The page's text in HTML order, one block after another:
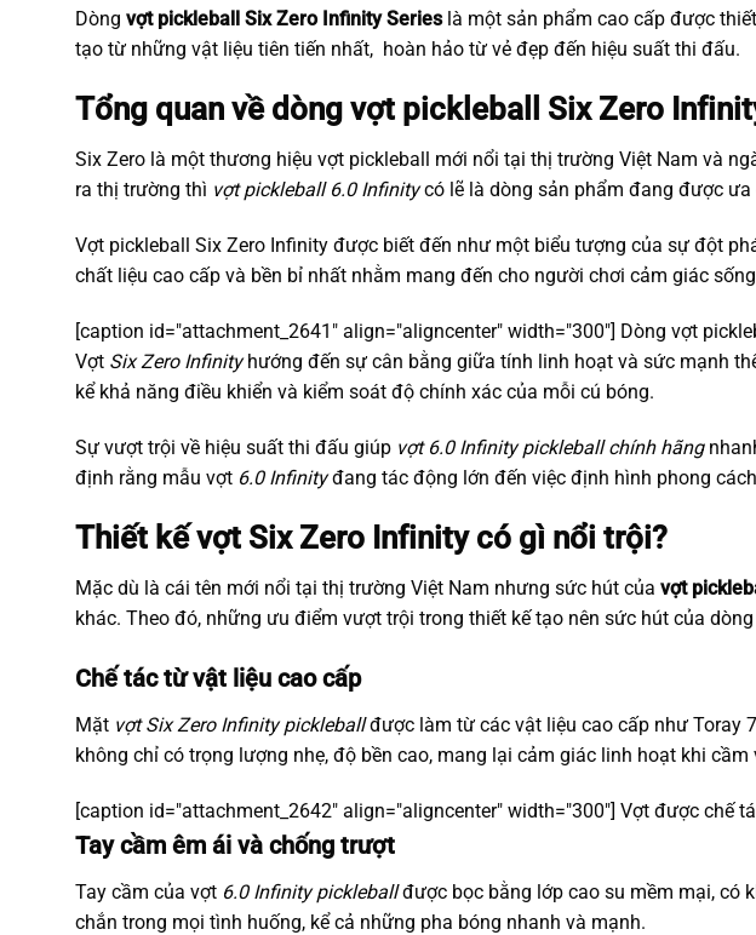
Dòng vợt pickleball Six Zero Infinity Serieslà một sản phẩm cao cấp được
tạo từ những vật liệu tiên tiến nhất, hoàn hảo từ vẻ đẹp đến hiệu suất thi đấu.
Tổng quan về dòng vợt pickleball Six Zero
Six Zero là một thương hiệu vợt pickleball
mới nổi tại thị trường Việt Nam và
ra thị trường thì vợt pickleball 6.0 Infinitycó lẽ là dòng sản phẩm đang được ưa
Vợt pickleball Six Zero Infinity được biết đến như một biểu tượng của sự đột
chất liệu cao cấp và bền bỉ nhất nhằm mang đến cho người chơi cảm giác
[caption id="attachment_2641" align="aligncenter" width="300"] Dòng vợt
Vợt Six Zero Infinityhướng đến sự cân bằng giữa tính linh hoạt và sức mạnh
kể khả năng điều khiển và kiểm soát độ chính xác của mỗi cú bóng.
Sự vượt trội về hiệu suất thi đấu giúp vợt 6.0 Infinity pickleball chính hãng
định rằng mẫu vợt 6.0 Infinityđang tác động lớn đến việc định hình phong
Thiết kế vợt Six Zero Infinity có gì nổi trội?
Mặc dù là cái tên mới nổi tại thị trường Việt Nam nhưng sức hút của vợt
khác. Theo đó, những ưu điểm vượt trội trong thiết kế tạo nên sức hút của
Chế tác từ vật liệu cao cấp
Mặt vợt Six Zero Infinity pickleballđược làm từ các vật liệu cao cấp như Toray
không chỉ có trọng lượng nhẹ, độ bền cao, mang lại cảm giác linh hoạt khi cầm
[caption id="attachment_2642" align="aligncenter" width="300"] Vợt được chế
Tay cầm êm ái và chống trượt
Tay cầm của vợt 6.0 Infinity pickleballđược bọc bằng lớp cao su mềm mại, có
chắn trong mọi tình huống, kể cả những pha bóng nhanh và mạnh.